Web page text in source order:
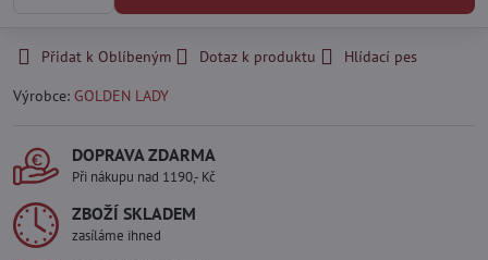
Přidat k Oblíbeným Dotaz k produktu
Hlídací pes
Výrobce: GOLDEN LADY
DOPRAVA ZDARMA
Při nákupu nad 1190,- Kč
ZBOŽÍ SKLADEM
zasíláme ihned